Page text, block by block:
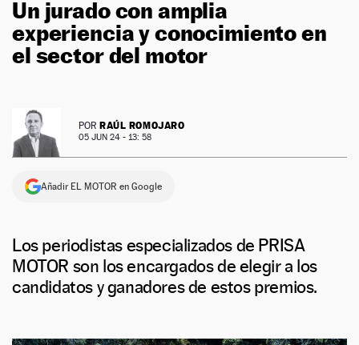
Un jurado con amplia
experiencia y conocimiento en
el sector del motor
POR RAÚL ROMOJARO
05 JUN 24 - 13: 58
Añadir EL MOTOR en Google
Los periodistas especializados de PRISA
MOTOR son los encargados de elegir a los
candidatos y ganadores de estos premios.